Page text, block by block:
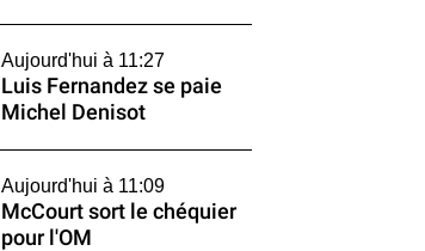
Aujourd'hui à 11:27
Luis Fernandez se paie
Michel Denisot
Aujourd'hui à 11:09
McCourt sort le chéquier
pour l'OM